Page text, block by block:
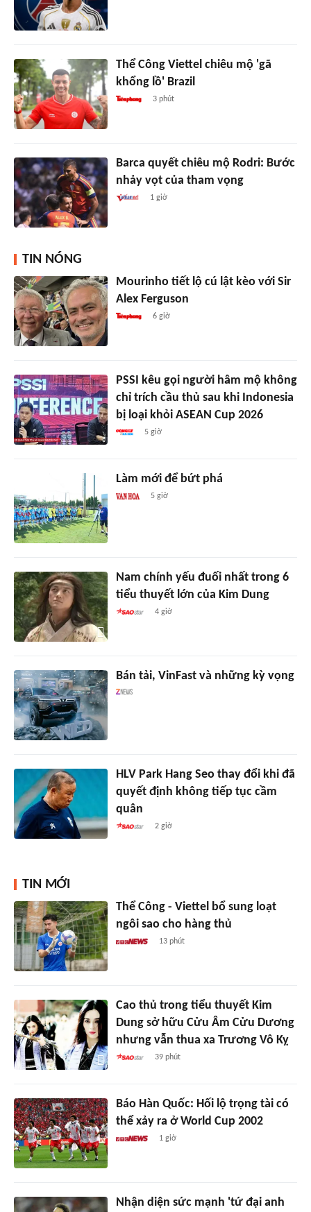
Thể Công Viettel chiêu mộ 'gã
khổng lồ' Brazil
3 phút
Barca quyết chiêu mộ Rodri: Bước
nhảy vọt của tham vọng
1 giờ
TIN NÓNG
Mourinho tiết lộ cú lật kèo với Sir
Alex Ferguson
6 giờ
PSSI kêu gọi người hâm mộ không
chỉ trích cầu thủ sau khi Indonesia
bị loại khỏi ASEAN Cup 2026
5 giờ
Làm mới để bứt phá
5 giờ
Nam chính yếu đuối nhất trong 6
tiểu thuyết lớn của Kim Dung
4 giờ
Bán tải, VinFast và những kỳ vọng
HLV Park Hang Seo thay đổi khi đã
quyết định không tiếp tục cầm
quân
2 giờ
TIN MỚI
Thể Công - Viettel bổ sung loạt
ngôi sao cho hàng thủ
13 phút
Cao thủ trong tiểu thuyết Kim
Dung sở hữu Cửu Âm Cửu Dương
nhưng vẫn thua xa Trương Vô Kỵ
39 phút
Báo Hàn Quốc: Hối lộ trọng tài có
thể xảy ra ở World Cup 2002
1 giờ
Nhận diện sức mạnh 'tứ đại anh